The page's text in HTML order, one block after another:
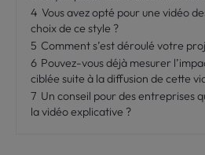
4 Vous avez opté pour une vidéo
choix de ce style ?
5 Comment s’est déroulé votre
6 Pouvez-vous déjà mesurer
ciblée suite à la diffusion de cette
7 Un conseil pour des entreprises
la vidéo explicative ?